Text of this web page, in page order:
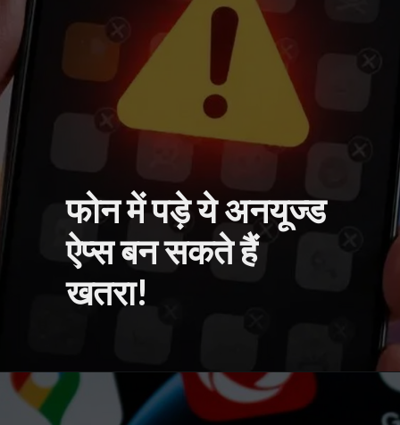
फोन में पड़े ये अनयूज्ड
ऐप्स बन सकते हैं
खतरा!